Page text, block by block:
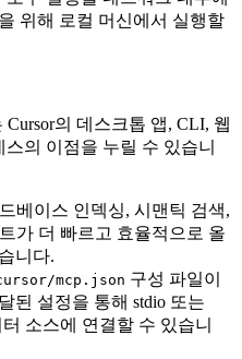
위해 로컬 머신에서 실행할
의 데스크톱 앱, CLI, 웹
의 이점을 누릴 수 있습니
베이스 인덱싱, 시맨틱 검색,
가 더 빠르고 효율적으로 올
니다.
mcp.json 구성 파일이
된 설정을 통해 stdio 또는
소스에 연결할 수 있습니